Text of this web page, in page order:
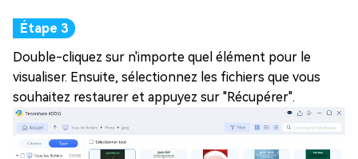
Double-cliquez sur n'importe quel élément pour le
visualiser. Ensuite, sélectionnez les fichiers que vous
souhaitez restaurer et appuyez sur "Récupérer".